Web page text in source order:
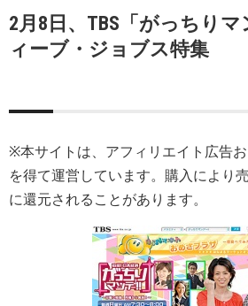
2月8日、TBS「がっちり
ィーブ・ジョブス特集
※本サイトは、アフィリエイト広告
を得て運営しています。購入により
に還元されることがあります。